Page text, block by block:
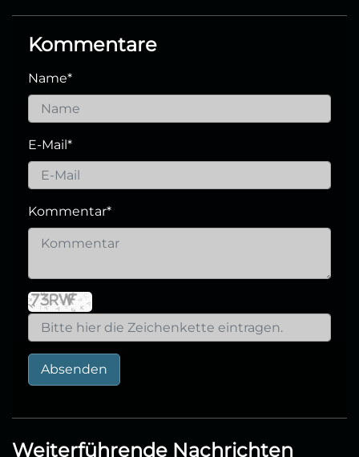
Kommentare
Name*
E-Mail*
Kommentar*
Absenden
Weiterführende Nachrichten